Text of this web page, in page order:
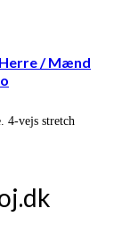
/ Mænd
4-vejs stretch